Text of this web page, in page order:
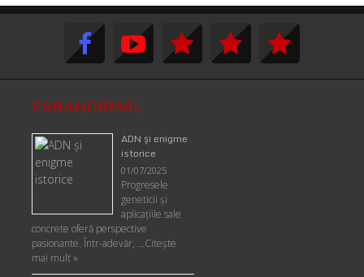
PARANORMAL
ADN şi enigme
istorice
01/07/2025
Progresele
geneticii şi
aplicaţiile sale
concrete oferă perspective
pasionante. Într-adevăr, …Citește
mai mult »